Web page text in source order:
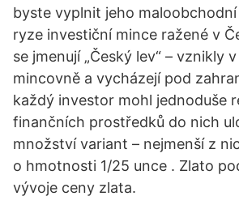
byste vyplnit jeho
ryze investiční mince ražené v
se jmenují „Český lev“ – vznikly
mincovně a vycházejí pod
každý investor mohl jednoduše
finančních prostředků do nich
množství variant – nejmenší z
o hmotnosti 1/25 unce . Zlato
vývoje ceny zlata.